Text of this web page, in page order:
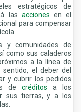
estratégicos de
las acciones en el
para compensar
y comunidades de
como sus caladeros
a la línea de
sentido, el deber del
y cubrir los pedidos
de créditos a los
sus tierras, y a los